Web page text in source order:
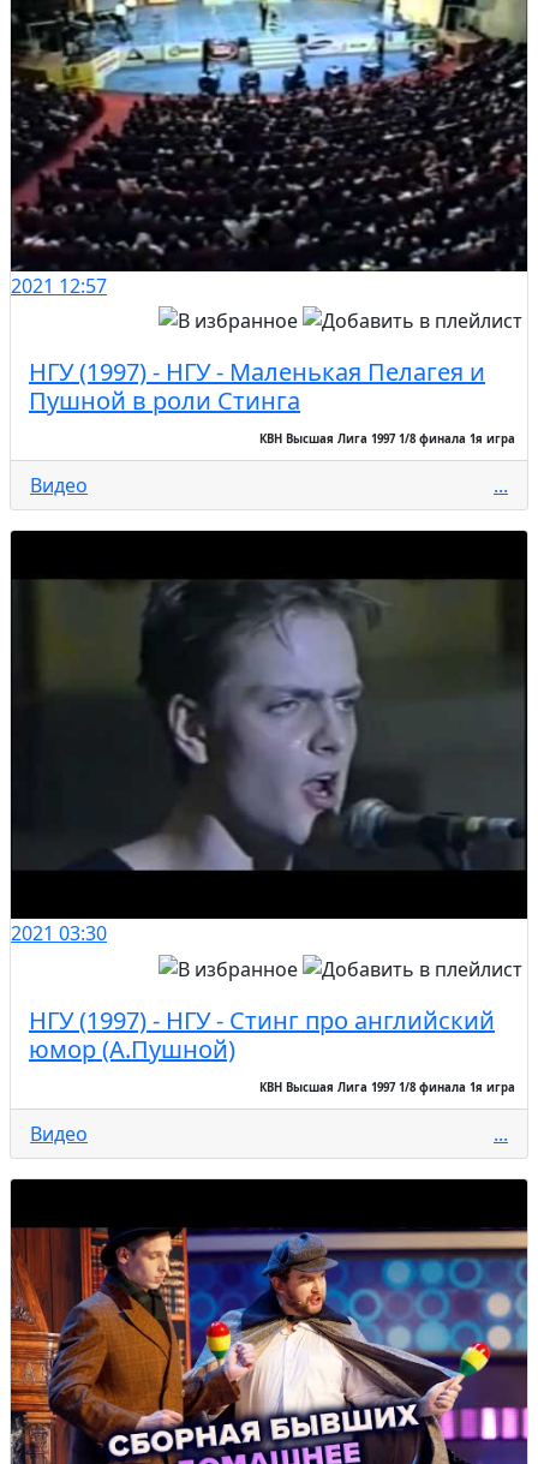
2021 12:57
НГУ (1997) - НГУ - Маленькая Пелагея и
Пушной в роли Стинга
КВН Высшая Лига 1997 1/8 финала 1я игра
Видео ...
2021 03:30
НГУ (1997) - НГУ - Стинг про английский
юмор (А.Пушной)
КВН Высшая Лига 1997 1/8 финала 1я игра
Видео ...